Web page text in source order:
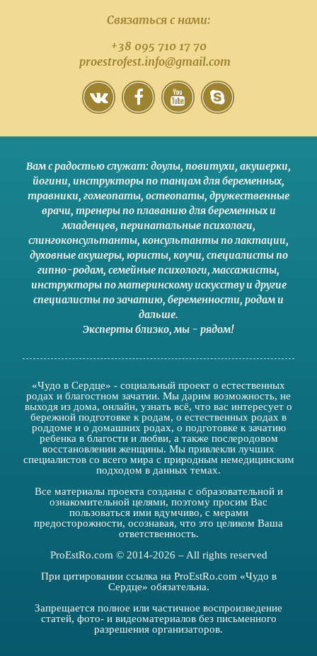
Связаться с нами:
+38 095 710 17 70
proestrofest.info@gmail.com
Вам с радостью служат:доулы, повитухи, акушерки,
йогини, инструкторы по танцам для беременных,
травники, гомеопаты, остеопаты, дружественные
врачи, тренеры по плаванию для беременных и
младенцев, перинатальные психологи,
слингоконсультанты, консультанты по лактации,
духовные акушеры, юристы, коучи, специалисты по
гипно-родам, семейные психологи,массажисты,
инструкторы по материнскому искусствуи другие
специалисты по зачатию, беременности, родами
дальше.
Эксперты близко,мы - рядом!
«Чудо в Сердце» - социальный проект о естественных
родах и благостном зачатии. Мы дарим возможность, не
выходя из дома, онлайн, узнать всё, что вас интересует о
бережной подготовке к родам, о естественных родах в
роддоме и о домашних родах, о подготовке к зачатию
ребенка в благости и любви, а также послеродовом
восстановлении женщины. Мы привлекли лучших
специалистов со всего мира с природным немедицинским
подходом в данных темах.
Все материалы проекта созданы с образовательной и
ознакомительной целями, поэтому просим Вас
пользоваться ими вдумчиво, с мерами
предосторожности, осознавая, что это целиком Ваша
ответственность.
ProEstRo.com © 2014-2026 – All rights reserved
При цитировании ссылка на ProEstRo.com «Чудо в
Сердце» обязательна.
Запрещается полное или частичное воспроизведение
статей, фото- и видеоматериалов без письменного
разрешения организаторов.